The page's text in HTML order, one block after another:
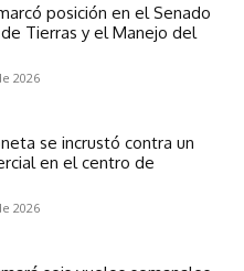
posición en el Senado
Tierras y el Manejo del
2026
se incrustó contra un
en el centro de
2026